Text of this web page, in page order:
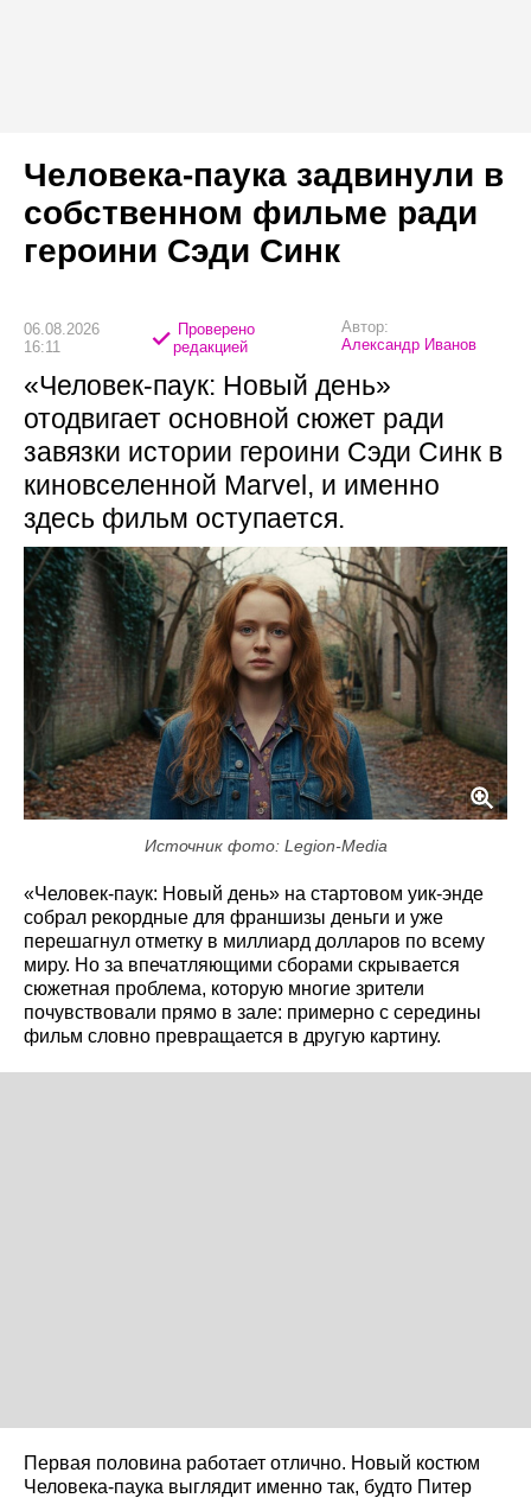
Человека-паука задвинули в
собственном фильме ради
героини Сэди Синк
06.08.2026
16:11
Проверено
редакцией
Автор:
Александр Иванов
«Человек-паук: Новый день»
отодвигает основной сюжет ради
завязки истории героини Сэди Синк в
киновселенной Marvel, и именно
здесь фильм оступается.
Источник фото: Legion-Media
«Человек-паук: Новый день» на стартовом уик-энде
собрал рекордные для франшизы деньги и уже
перешагнул отметку в миллиард долларов по всему
миру. Но за впечатляющими сборами скрывается
сюжетная проблема, которую многие зрители
почувствовали прямо в зале: примерно с середины
фильм словно превращается в другую картину.
Первая половина работает отлично. Новый костюм
Человека-паука выглядит именно так, будто Питер